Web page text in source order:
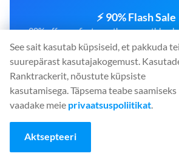
⚡ 90% Flash Sale
90% off your first month on monthly
30-minute offer is live
OFFER ENDS IN:
00:29
CLAIM 90% OFF NOW
See sait kasutab küpsiseid, et pakkuda
suurepärast kasutajakogemust.
Ranktrackerit, nõustute küpsiste
kasutamisega. Täpsema teabe saamiseks
vaadake meie privaatsuspoliitikat.
Aktsepteeri